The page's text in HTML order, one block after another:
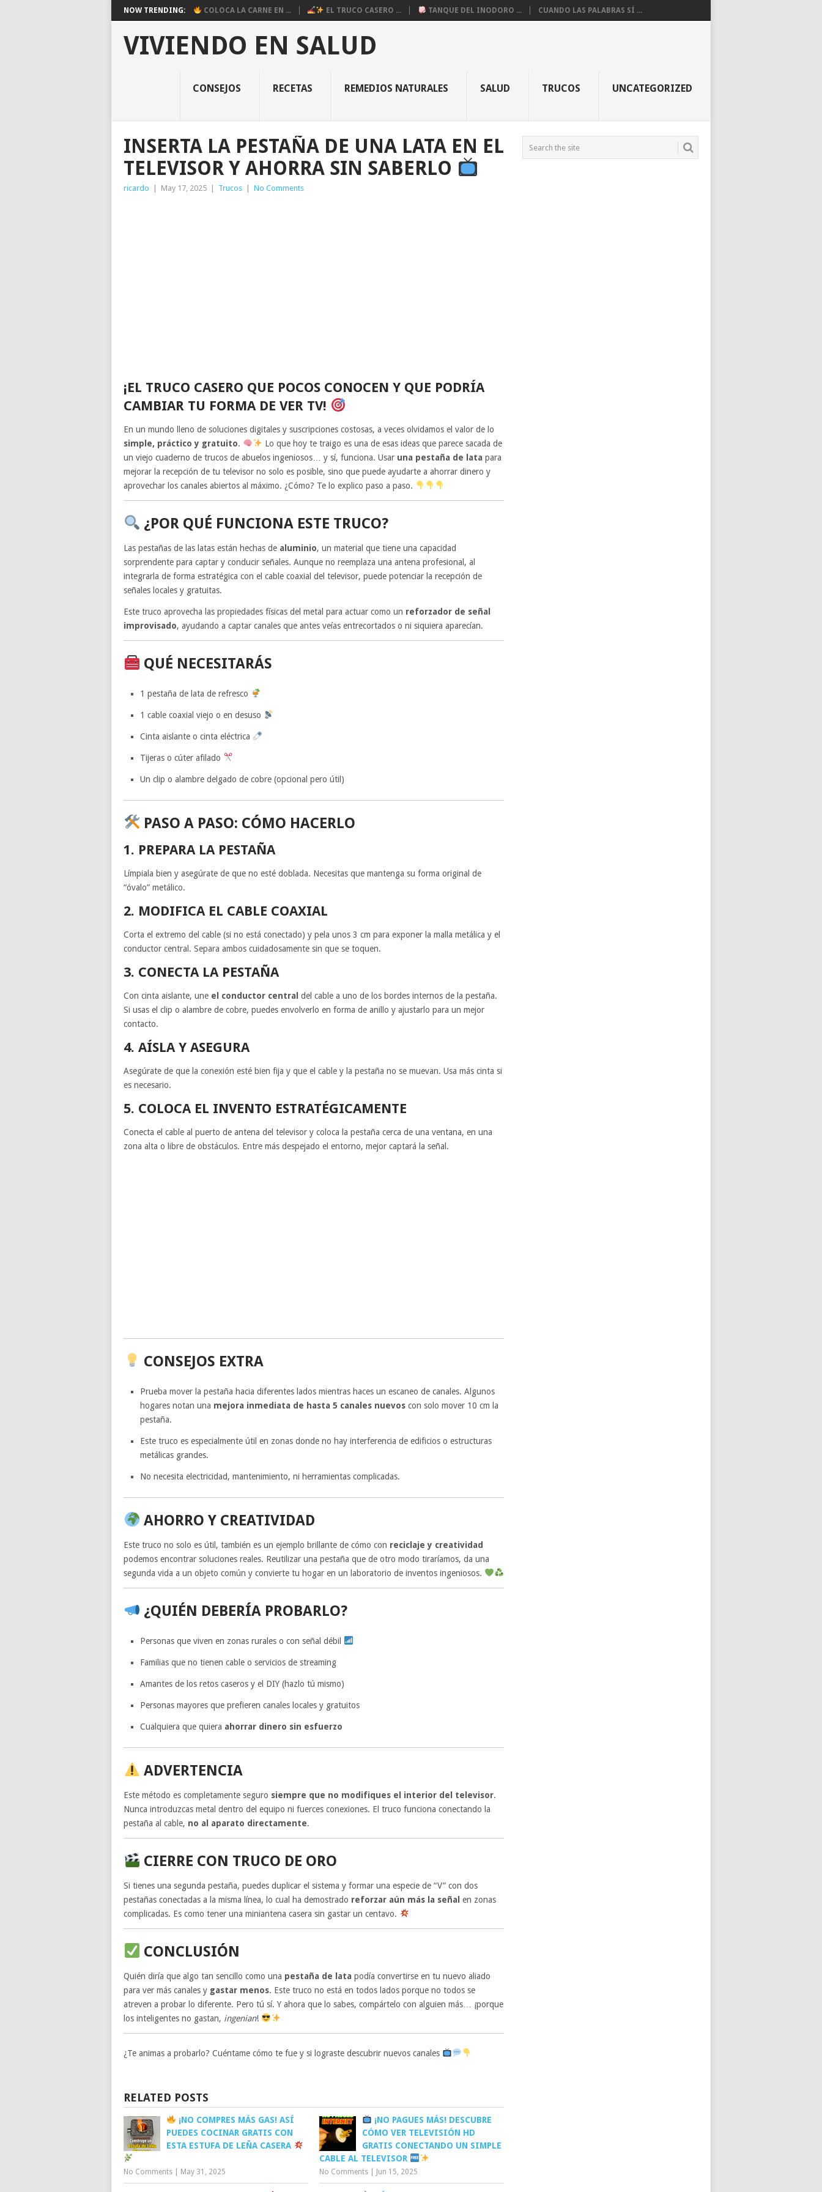
NOW TRENDING: COLOCA LA CARNE EN ... EL TRUCO CASERO ... TANQUE DEL INODORO ... CUANDO LAS PALABRAS SÍ ...
VIVIENDO EN SALUD
CONSEJOS RECETAS REMEDIOS NATURALES SALUD TRUCOS UNCATEGORIZED
INSERTA LA PESTAÑA DE UNA LATA EN EL
TELEVISOR Y AHORRA SIN SABERLO
ricardo May 17, 2025 Trucos No Comments
¡EL TRUCO CASERO QUE POCOS CONOCEN Y QUE PODRÍA
CAMBIAR TU FORMA DE VER TV!
En un mundo lleno de soluciones digitales y suscripciones costosas, a veces olvidamos el valor de lo
simple, práctico y gratuito.
Lo que hoy te traigo es una de esas ideas que parece sacada de
un viejo cuaderno de trucos de abuelos ingeniosos… y sí, funciona. Usar una pestaña de lata para
mejorar la recepción de tu televisor no solo es posible, sino que puede ayudarte a ahorrar dinero y
aprovechar los canales abiertos al máximo. ¿Cómo? Te lo explico paso a paso.
¿POR QUÉ FUNCIONA ESTE TRUCO?
Las pestañas de las latas están hechas de aluminio, un material que tiene una capacidad
sorprendente para captar y conducir señales. Aunque no reemplaza una antena profesional, al
integrarla de forma estratégica con el cable coaxial del televisor, puede potenciar la recepción de
señales locales y gratuitas.
Este truco aprovecha las propiedades físicas del metal para actuar como un reforzador de señal
improvisado, ayudando a captar canales que antes veías entrecortados o ni siquiera aparecían.
QUÉ NECESITARÁS
1 pestaña de lata de refresco
1 cable coaxial viejo o en desuso
Cinta aislante o cinta eléctrica
Tijeras o cúter afilado
Un clip o alambre delgado de cobre (opcional pero útil)
PASO A PASO: CÓMO HACERLO
1. PREPARA LA PESTAÑA
Límpiala bien y asegúrate de que no esté doblada. Necesitas que mantenga su forma original de
“óvalo” metálico.
2. MODIFICA EL CABLE COAXIAL
Corta el extremo del cable (si no está conectado) y pela unos 3 cm para exponer la malla metálica y el
conductor central. Separa ambos cuidadosamente sin que se toquen.
3. CONECTA LA PESTAÑA
Con cinta aislante, une el conductor central del cable a uno de los bordes internos de la pestaña.
Si usas el clip o alambre de cobre, puedes envolverlo en forma de anillo y ajustarlo para un mejor
contacto.
4. AÍSLA Y ASEGURA
Asegúrate de que la conexión esté bien fija y que el cable y la pestaña no se muevan. Usa más cinta si
es necesario.
5. COLOCA EL INVENTO ESTRATÉGICAMENTE
Conecta el cable al puerto de antena del televisor y coloca la pestaña cerca de una ventana, en una
zona alta o libre de obstáculos. Entre más despejado el entorno, mejor captará la señal.
CONSEJOS EXTRA
Prueba mover la pestaña hacia diferentes lados mientras haces un escaneo de canales. Algunos
hogares notan una mejora inmediata de hasta 5 canales nuevoscon solo mover 10 cm la
pestaña.
Este truco es especialmente útil en zonas donde no hay interferencia de edificios o estructuras
metálicas grandes.
No necesita electricidad, mantenimiento, ni herramientas complicadas.
AHORRO Y CREATIVIDAD
Este truco no solo es útil, también es un ejemplo brillante de cómo con reciclaje y creatividad
podemos encontrar soluciones reales. Reutilizar una pestaña que de otro modo tiraríamos, da una
segunda vida a un objeto común y convierte tu hogar en un laboratorio de inventos ingeniosos.
¿QUIÉN DEBERÍA PROBARLO?
Personas que viven en zonas rurales o con señal débil
Familias que no tienen cable o servicios de streaming
Amantes de los retos caseros y el DIY (hazlo tú mismo)
Personas mayores que prefieren canales locales y gratuitos
Cualquiera que quiera ahorrar dinero sin esfuerzo
ADVERTENCIA
Este método es completamente seguro siempre que no modifiques el interior del televisor.
Nunca introduzcas metal dentro del equipo ni fuerces conexiones. El truco funciona conectando la
pestaña al cable, no al aparato directamente.
CIERRE CON TRUCO DE ORO
Si tienes una segunda pestaña, puedes duplicar el sistema y formar una especie de “V” con dos
pestañas conectadas a la misma línea, lo cual ha demostrado reforzar aún más la señal en zonas
complicadas. Es como tener una miniantena casera sin gastar un centavo.
CONCLUSIÓN
Quién diría que algo tan sencillo como una pestaña de lata podía convertirse en tu nuevo aliado
para ver más canales y gastar menos. Este truco no está en todos lados porque no todos se
atreven a probar lo diferente. Pero tú sí. Y ahora que lo sabes, compártelo con alguien más… ¡porque
los inteligentes no gastan, ingenian!
¿Te animas a probarlo? Cuéntame cómo te fue y si lograste descubrir nuevos canales
RELATED POSTS
¡NO COMPRES MÁS GAS! ASÍ
PUEDES COCINAR GRATIS CON
ESTA ESTUFA DE LEÑA CASERA
No Comments May 31, 2025
¡NO PAGUES MÁS! DESCUBRE
CÓMO VER TELEVISIÓN HD
GRATIS CONECTANDO UN SIMPLE
CABLE AL TELEVISOR
No Comments Jun 15, 2025